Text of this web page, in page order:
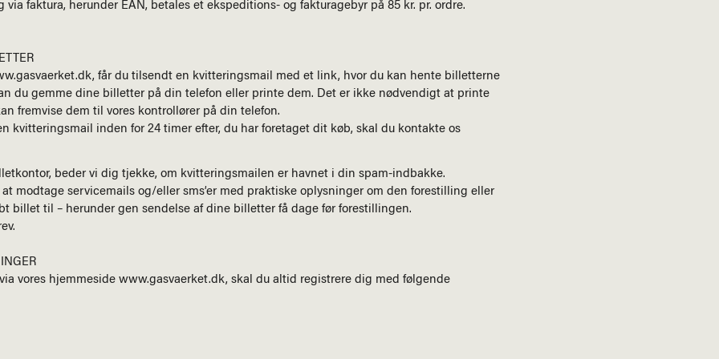
via faktura, herunder EAN, betales et ekspeditions- og fakturagebyr på 85 kr. pr. ordre.
får du tilsendt en kvitteringsmail med et link, hvor du kan hente billetterne
du gemme dine billetter på din telefon eller printe dem. Det er ikke nødvendigt at printe
fremvise dem til vores kontrollører på din telefon.
kvitteringsmail inden for 24 timer efter, du har foretaget dit køb, skal du kontakte os
beder vi dig tjekke, om kvitteringsmailen er havnet i din spam-indbakke.
modtage servicemails og/eller sms’er med praktiske oplysninger om den forestilling eller
billet til – herunder gen sendelse af dine billetter få dage før forestillingen.
vores hjemmeside www.gasvaerket.dk, skal du altid registrere dig med følgende